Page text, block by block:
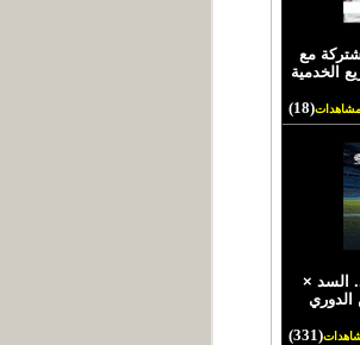
مع
الخدمية
مشاهدات(18)
السد ×
ضمن الجولة الـ10 من الدوري
(331)